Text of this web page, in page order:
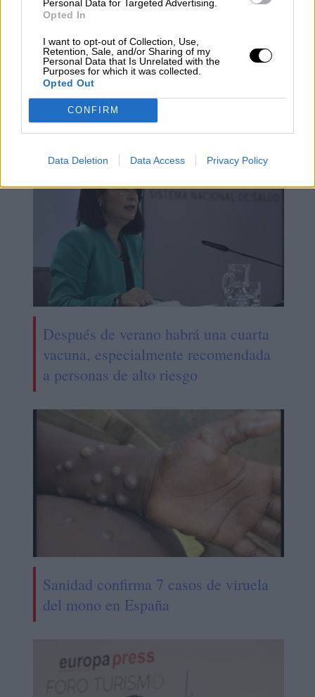
Personal Data for Targeted Advertising.
Opted In
I want to opt-out of Collection, Use,
Retention, Sale, and/or Sharing of my
Personal Data that Is Unrelated with the
Purposes for which it was collected.
Opted Out
CONFIRM
Data Deletion Data Access Privacy Policy
Moción de urgencia contra el cierre
del SUAP de Collado Villalba
Después de verano habrá una cuarta
vacuna, especialmente recomendada
a personas de alto riesgo
Sanidad confirma 7 casos de viruela
del mono en España